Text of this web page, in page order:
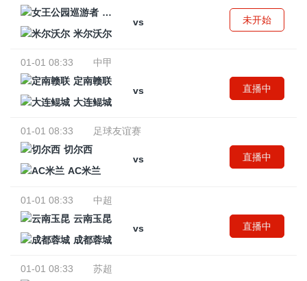
女王公园巡游者
vs
米尔沃尔
未开始
01-01 08:33
中甲
定南赣联
vs
大连鲲城
直播中
01-01 08:33
足球友谊赛
切尔西
vs
AC米兰
直播中
01-01 08:33
中超
云南玉昆
vs
成都蓉城
直播中
01-01 08:33
苏超